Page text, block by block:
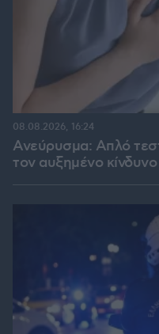
Ανεύρυσμα: Απλό
τον αυξημένο κίνδυνο
08.08.2026, 16:24